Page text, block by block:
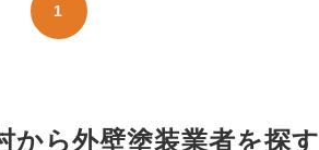
1
から外壁塗装業者を探す